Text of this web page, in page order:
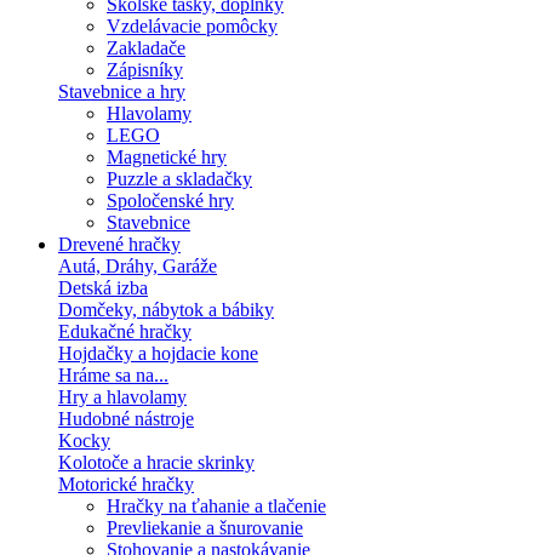
Školské tašky, doplnky
Vzdelávacie pomôcky
Zakladače
Zápisníky
Stavebnice a hry
Hlavolamy
LEGO
Magnetické hry
Puzzle a skladačky
Spoločenské hry
Stavebnice
Drevené hračky
Autá, Dráhy, Garáže
Detská izba
Domčeky, nábytok a bábiky
Edukačné hračky
Hojdačky a hojdacie kone
Hráme sa na...
Hry a hlavolamy
Hudobné nástroje
Kocky
Kolotoče a hracie skrinky
Motorické hračky
Hračky na ťahanie a tlačenie
Prevliekanie a šnurovanie
Stohovanie a nastokávanie